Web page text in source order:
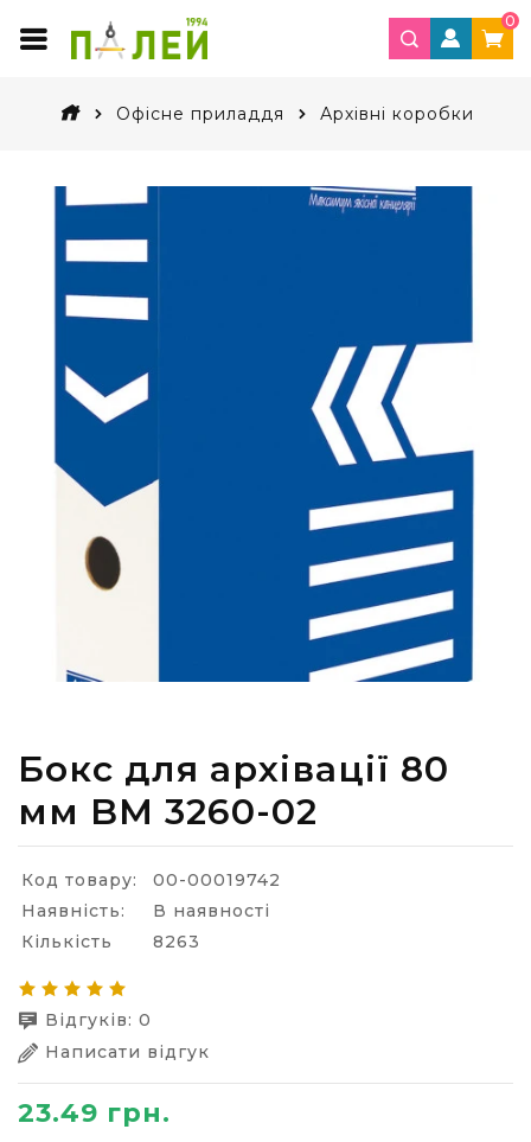
0
Офісне приладдя Архівні коробки
Бокс для архівації 80
мм BM 3260-02
Код товару:
00-00019742
Наявність:
В наявності
Кількість
8263
Відгуків: 0
Написати відгук
23.49 грн.